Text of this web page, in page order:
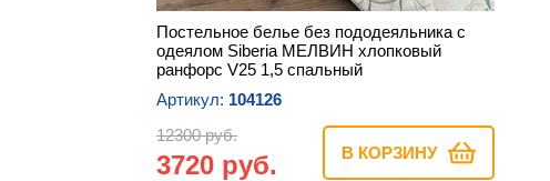
Постельное белье без пододеяльника с
одеялом Siberia МЕЛВИН хлопковый
ранфорс V25 1,5 спальный
Артикул: 104126
12300 руб.
3720 руб. В КОРЗИНУ